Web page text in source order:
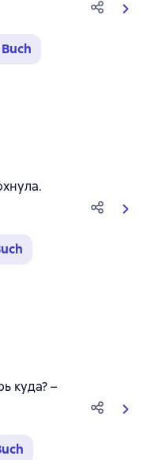
основе 807 оценок
основе 230 оценок
куда? –